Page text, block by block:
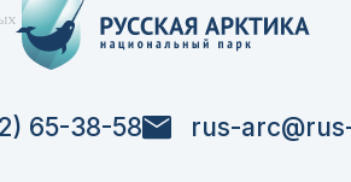
65-38-58 rus-